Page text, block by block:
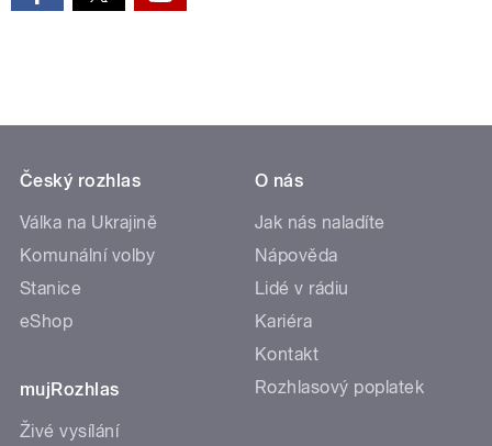
Český rozhlas
Válka na Ukrajině
Komunální volby
Stanice
eShop
mujRozhlas
Živé vysílání
O nás
Jak nás naladíte
Nápověda
Lidé v rádiu
Kariéra
Kontakt
Rozhlasový poplatek